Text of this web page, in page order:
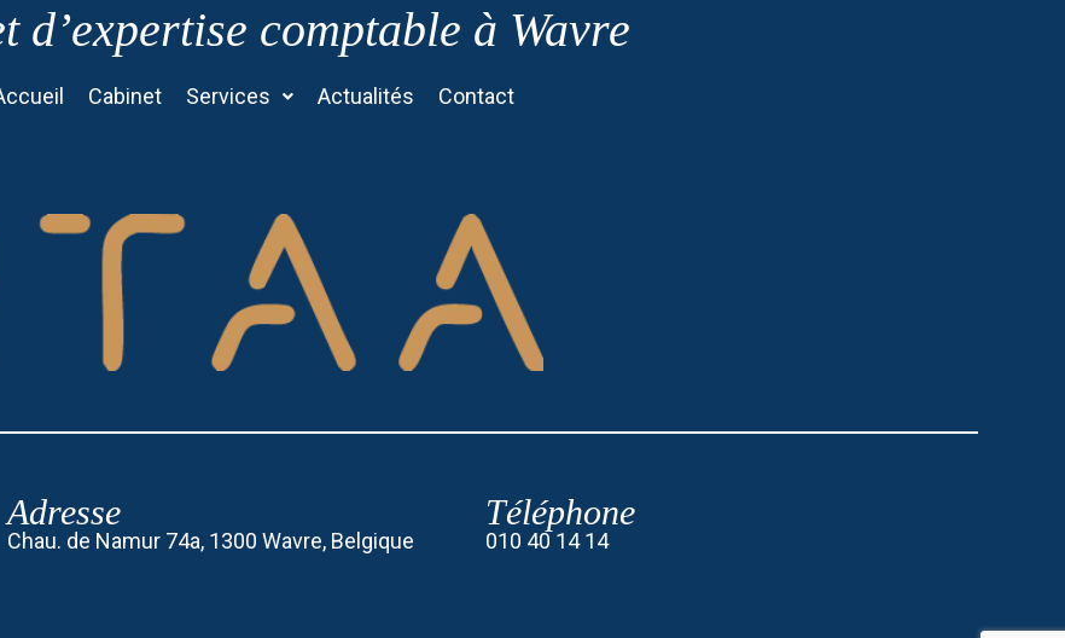
d’expertise comptable à Wavre
Cabinet Services Actualités Contact
Adresse
Chau. de Namur 74a, 1300 Wavre, Belgique
Téléphone
010 40 14 14